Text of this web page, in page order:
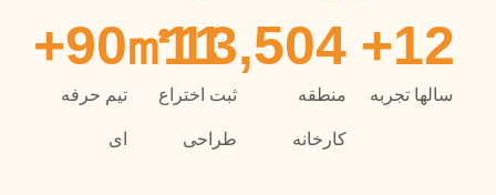
سالها تجربه
14
+
منطقه
کارخانه
15,000
㎡
ثبت اختراع
طراحی
13
تیم حرفه
ای
100